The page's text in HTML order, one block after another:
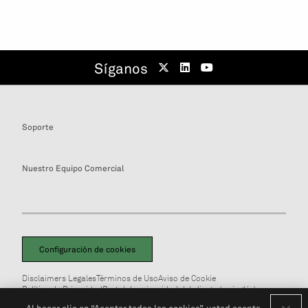
Síganos
Soporte
Nuestro Equipo Comercial
Configuración de cookies
Disclaimers LegalesTérminos de UsoAviso de Cookie
Política de PrivacidadPortal de privacidad del cliente (en inglés)